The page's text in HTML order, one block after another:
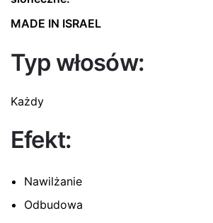
MADE IN ISRAEL
Typ włosów:
Każdy
Efekt:
Nawilżanie
Odbudowa